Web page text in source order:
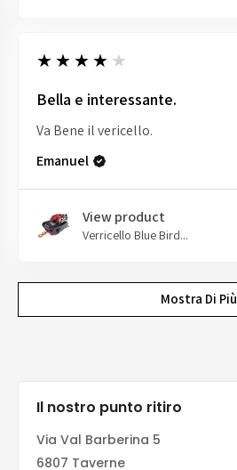
4
★★★★★
Bella e interessante.
Va Bene il vericello.
Emanuel
View product
Verricello Blue Bird...
Mostra Di Più
Il nostro punto ritiro
Via Val Barberina 5
6807 Taverne